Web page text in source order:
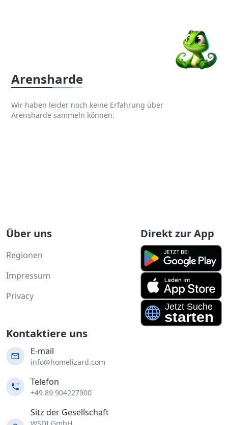
Arensharde
Wir haben leider noch keine Erfahrung über
Arensharde sammeln können.
Über uns
Regionen
Impressum
Privacy
Direkt zur App
Kontaktiere uns
E-mail
info@homelizard.com
Telefon
+49 89 904227900
Sitz der Gesellschaft